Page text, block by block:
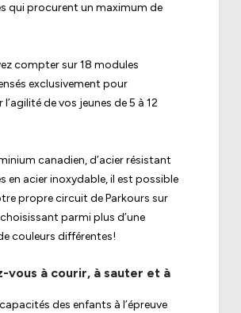
qui procurent un maximum de
compter sur 18 modules
exclusivement pour
de vos jeunes de 5 à 12
canadien, d’acier résistant
en acier inoxydable, il est possible
propre circuit de Parkours sur
parmi plus d’une
couleurs différentes!
vous à courir, à sauter et à
des enfants à l’épreuve